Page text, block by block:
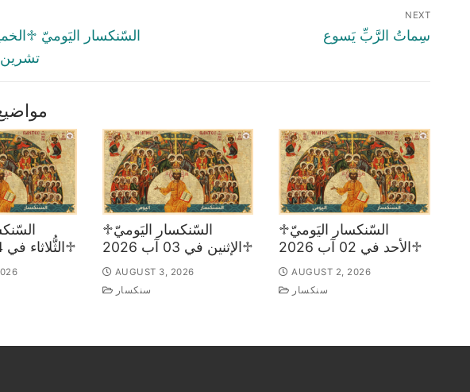
تشرين
NEXT
Next
سِماتُ الرَّبِّ يَسوع
♱الثُّلاثاء في 04 آب 2026
♱السّنكسار اليَوميّ
♱الإثنين في 03 آب 2026
AUGUST 3, 2026
سنكسار
♱السّنكسار اليَوميّ
♱الأحد في 02 آب 2026
AUGUST 2, 2026
سنكسار